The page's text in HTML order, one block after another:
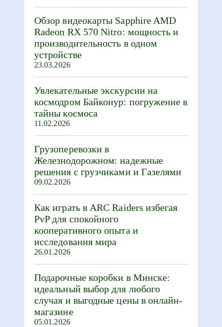
Обзор видеокарты Sapphire AMD
Radeon RX 570 Nitro: мощность и
производительность в одном
устройстве
23.03.2026
Увлекательные экскурсии на
космодром Байконур: погружение в
тайны космоса
11.02.2026
Грузоперевозки в
Железнодорожном: надежные
решения с грузчиками и Газелями
09.02.2026
Как играть в ARC Raiders избегая
PvP для спокойного
кооперативного опыта и
исследования мира
26.01.2026
Подарочные коробки в Минске:
идеальный выбор для любого
случая и выгодные цены в онлайн-
магазине
05.01.2026